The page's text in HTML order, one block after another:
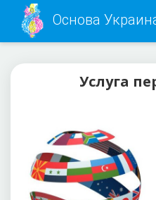
Основа
Услуга